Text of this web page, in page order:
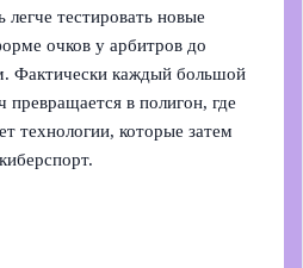
легче тестировать новые
очков у арбитров до
Фактически каждый большой
в полигон, где
технологии, которые затем